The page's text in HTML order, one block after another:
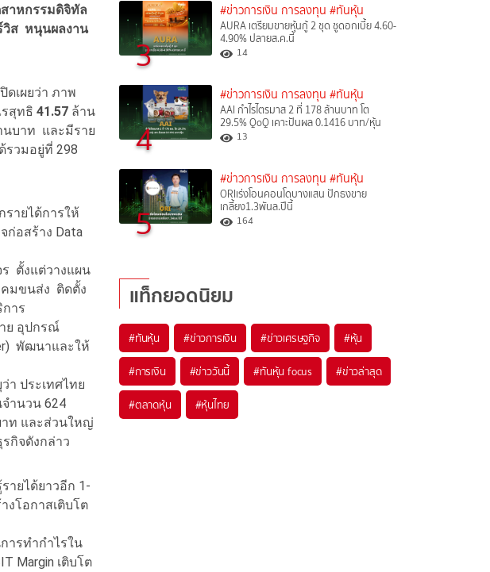
าหกรรมดิจิทัล
วิส หนุนผลงาน
ปิดเผยว่า ภาพ
สุทธิ 41.57 ล้าน
นบาท และมีราย
รวมอยู่ที่ 298
ายได้การให้
ก่อสร้าง Data
ร ตั้งแต่วางแผน
คมขนส่ง ติดตั้ง
าร
ย อุปกรณ์
พัฒนาและให้
า ประเทศไทย
ำนวน 624
าท และส่วนใหญ่
กิจดังกล่าว
ายได้ยาวอีก 1-
งโอกาสเติบโต
ารทำกำไรใน
Margin เติบโต
3
#ข่าวการเงิน การลงทุน #ทันหุ้น
AURA เตรียมขายหุ้นกู้ 2 ชุด ชูดอกเบี้ย 4.60-
4.90% ปลายส.ค.นี้
14
4
#ข่าวการเงิน การลงทุน #ทันหุ้น
AAI กำไรไตรมาส 2 ที่ 178 ล้านบาท โต
29.5% QoQ เคาะปันผล 0.1416 บาท/หุ้น
13
5
#ข่าวการเงิน การลงทุน #ทันหุ้น
ORIเร่งโอนคอนโดบางแสน ปักธงขาย
เกลี้ยง1.3พันล.ปีนี้
164
แท็กยอดนิยม
#ทันหุ้น #ข่าวการเงิน #ข่าวเศรษฐกิจ #หุ้น
#การเงิน #ข่าววันนี้ #ทันหุ้น focus #ข่าวล่าสุด
#ตลาดหุ้น #หุ้นไทย